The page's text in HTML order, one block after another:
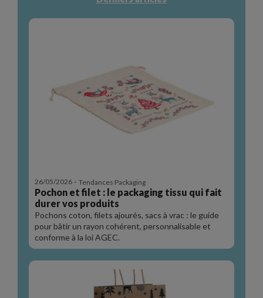
26/05/2026- Tendances Packaging
Pochon et filet : le packaging tissu qui fait
durer vos produits
Pochons coton, filets ajourés, sacs à vrac : le guide
pour bâtir un rayon cohérent, personnalisable et
conforme à la loi AGEC.